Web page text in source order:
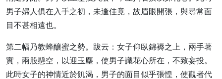
男子婦人俱在入手之初，未逢佳竟，故眉眼開張，與尋常面
目不甚相遠也。
第二幅乃教蜂釀蜜之勢。 跋云：女子仰臥錦褥之上，兩手著
實，兩股懸空，以迎玉塵，使男子識花心所在，不致妄投。
此時女子的神情近於飢渴，男子的面目似乎張惶，使觀者代